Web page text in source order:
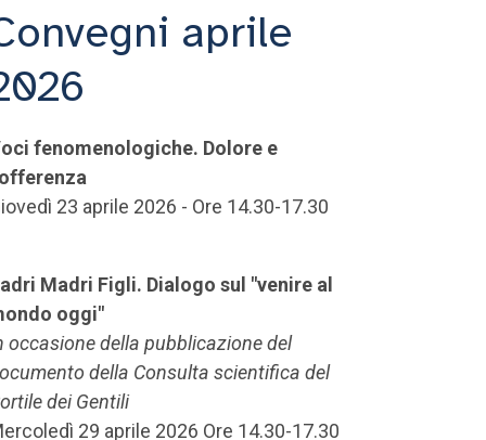
aprile
fenomenologiche. Dolore e
23 aprile 2026 - Ore 14.30-17.30
Madri Figli. Dialogo sul "venire al
oggi"
occasione della pubblicazione del
della Consulta scientifica del
dei Gentili
29 aprile 2026 Ore 14.30-17.30